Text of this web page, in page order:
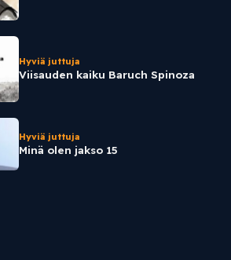
Hyviä juttuja
Viisauden kaiku Baruch Spinoza
Hyviä juttuja
Minä olen jakso 15